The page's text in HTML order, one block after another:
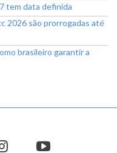
tem data definida
2026 são prorrogadas até
brasileiro garantir a
instagramyoutube